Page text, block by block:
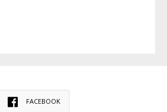
FACEBOOK